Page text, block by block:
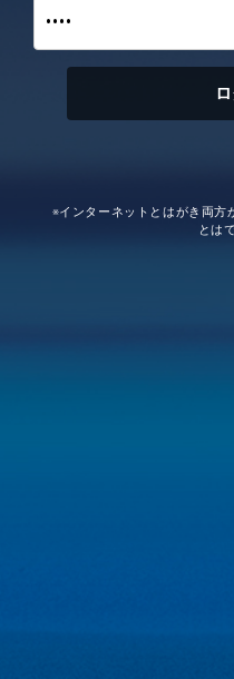
※インターネットとはがき両方
とは